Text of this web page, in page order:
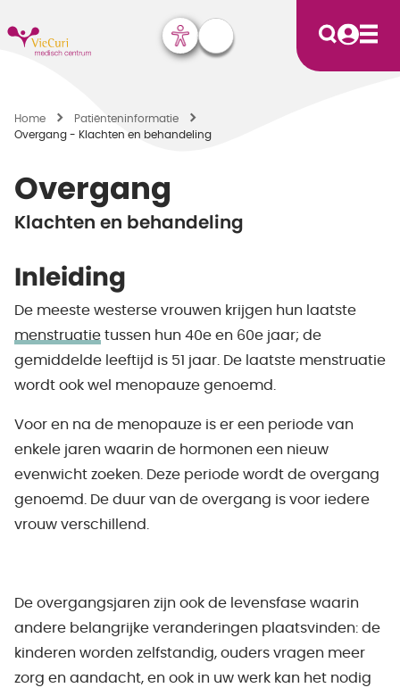
Home
Patiënten­informatie
Overgang - Klachten en behandeling
Overgang
Klachten en behandeling
Inleiding
De meeste westerse vrouwen krijgen hun laatste
menstruatie tussen hun 40e en 60e jaar; de
gemiddelde leeftijd is 51 jaar. De laatste menstruatie
wordt ook wel menopauze genoemd.
Voor en na de menopauze is er een periode van
enkele jaren waarin de hormonen een nieuw
evenwicht zoeken. Deze periode wordt de overgang
genoemd. De duur van de overgang is voor iedere
vrouw verschillend.
De overgangsjaren zijn ook de levensfase waarin
andere belangrijke veranderingen plaatsvinden: de
kinderen worden zelfstandig, ouders vragen meer
zorg en aandacht, en ook in uw werk kan het nodig